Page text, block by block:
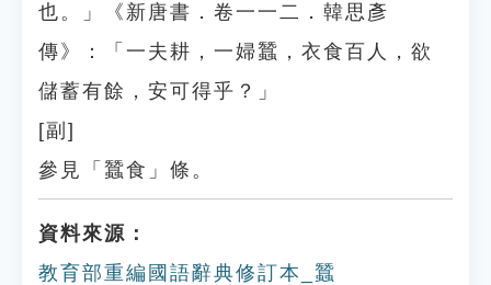
也。」《新唐書．卷一一二．韓思彥
傳》：「一夫耕，一婦蠶，衣食百人，欲
儲蓄有餘，安可得乎？」
[副]
參見「蠶食」條。
資料來源：
教育部重編國語辭典修訂本_蠶